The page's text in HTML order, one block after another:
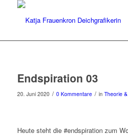
Endspiration 03
20. Juni 2020 / 0 Kommentare / in Theorie
Heute steht die #endspiration zum